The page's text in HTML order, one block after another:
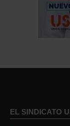
EL SINDICATO